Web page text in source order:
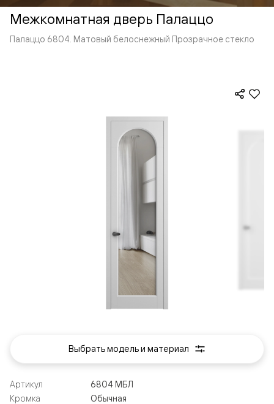
Межкомнатная дверь Палаццо
Палаццо 6804. Матовый белоснежный Прозрачное стекло
Артикул
6804 МБЛ
Кромка
Обычная
Выбрать модель и материал